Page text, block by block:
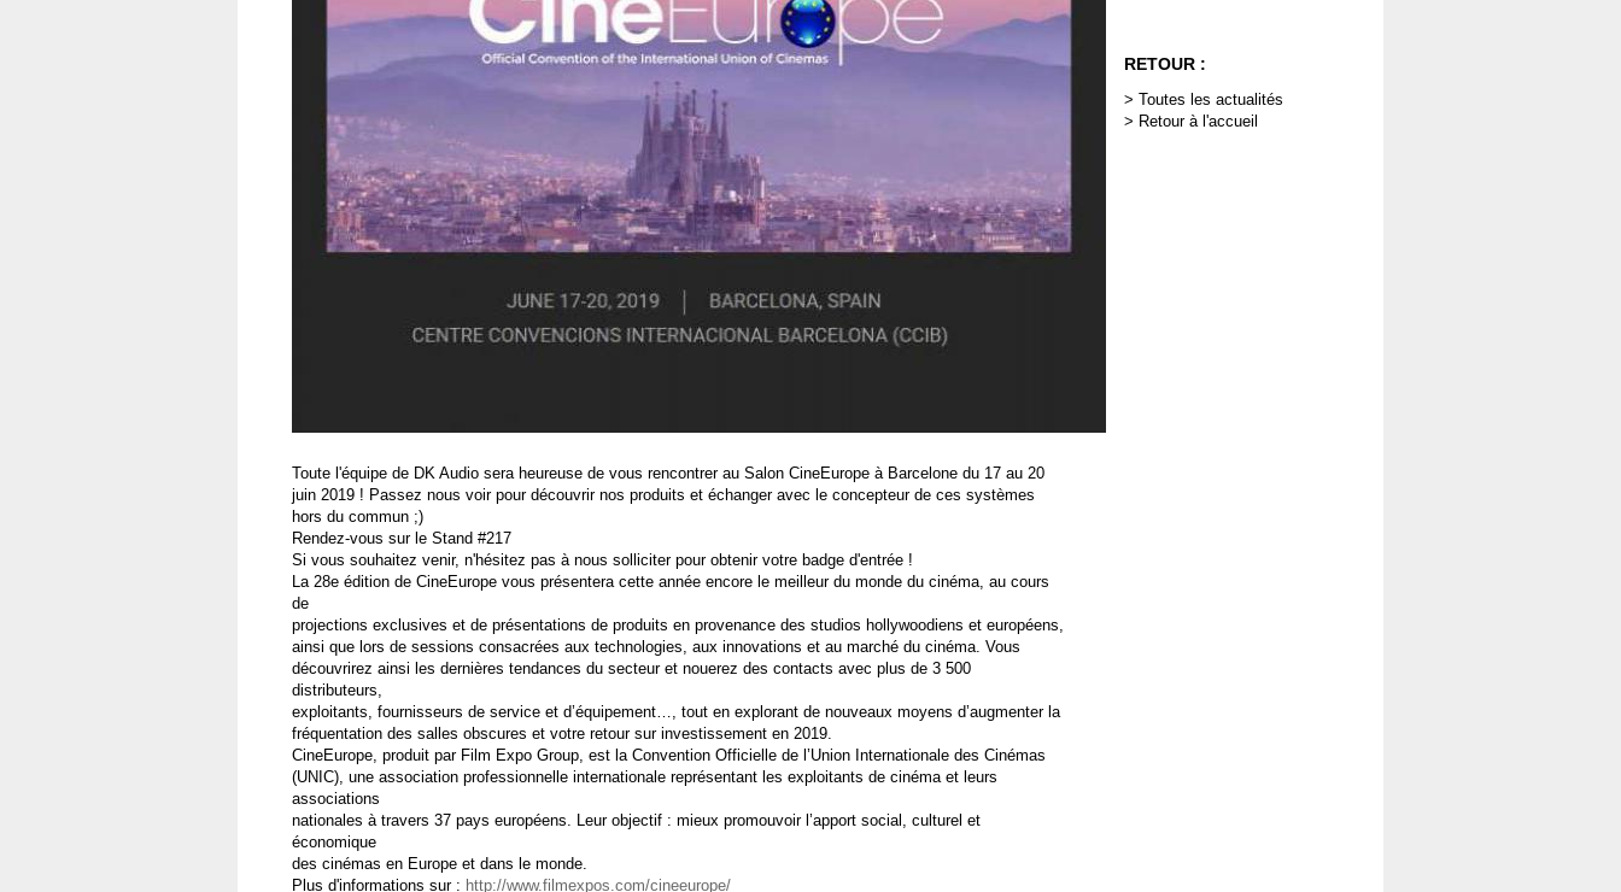
Toute l'équipe de DK Audio sera heureuse de vous rencontrer au Salon CineEurope à Barcelone du 17 au 20
juin 2019 ! Passez nous voir pour découvrir nos produits et échanger avec le concepteur de ces systèmes
hors du commun ;)
Rendez-vous sur le Stand #217
Si vous souhaitez venir, n'hésitez pas à nous solliciter pour obtenir votre badge d'entrée !
La 28e édition de CineEurope vous présentera cette année encore le meilleur du monde du cinéma, au cours
de
projections exclusives et de présentations de produits en provenance des studios hollywoodiens et européens,
ainsi que lors de sessions consacrées aux technologies, aux innovations et au marché du cinéma. Vous
découvrirez ainsi les dernières tendances du secteur et nouerez des contacts avec plus de 3 500
distributeurs,
exploitants, fournisseurs de service et d’équipement…, tout en explorant de nouveaux moyens d’augmenter la
fréquentation des salles obscures et votre retour sur investissement en 2019.
CineEurope, produit par Film Expo Group, est la Convention Officielle de l’Union Internationale des Cinémas
(UNIC), une association professionnelle internationale représentant les exploitants de cinéma et leurs
associations
nationales à travers 37 pays européens. Leur objectif : mieux promouvoir l’apport social, culturel et
économique
des cinémas en Europe et dans le monde.
Plus d'informations sur : http://www.filmexpos.com/cineeurope/
RETOUR :
> Toutes les actualités
> Retour à l'accueil